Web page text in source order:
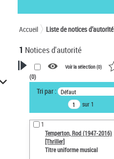
Accueil Liste de notices d’autorité
1 Notices d'autorité
VOTRE RECHERCHE
Recherche avancée dans les
notices d’autorité
Œuvres liées à l'auteur :
Temperton, Rod (1947-2016)
Voir la sélection (0)
(0)
Tri par : Défaut
sur 1
1
Temperton, Rod (1947-2016)
[Thriller]
Titre uniforme musical